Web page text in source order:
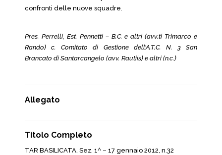
confronti delle nuove squadre.
Pres. Perrelli, Est. Pennetti – B.C. e altri (avv.ti Trimarco e
Rando) c. Comitato di Gestione dell’A.T.C. N. 3 San
Brancato di Santarcangelo (avv. Rautiis) e altri (n.c.)
Allegato
Titolo Completo
TAR BASILICATA, Sez. 1^ – 17 gennaio 2012, n.32